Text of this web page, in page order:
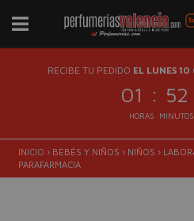
RECIBE TU PEDIDO EL LUNES 10
01 : 52
HORAS MINUTOS
INICIO › BEBÉS Y NIÑOS › NIÑOS ›
PARAFARMACIA